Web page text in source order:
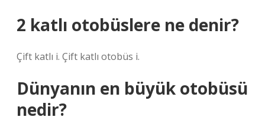
2 katlı otobüslere ne denir?
Çift katlı i. Çift katlı otobüs i.
Dünyanın en büyük otobüsü
nedir?